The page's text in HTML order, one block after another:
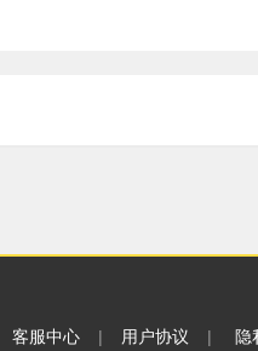
客服中心 | 用户协议 | 隐